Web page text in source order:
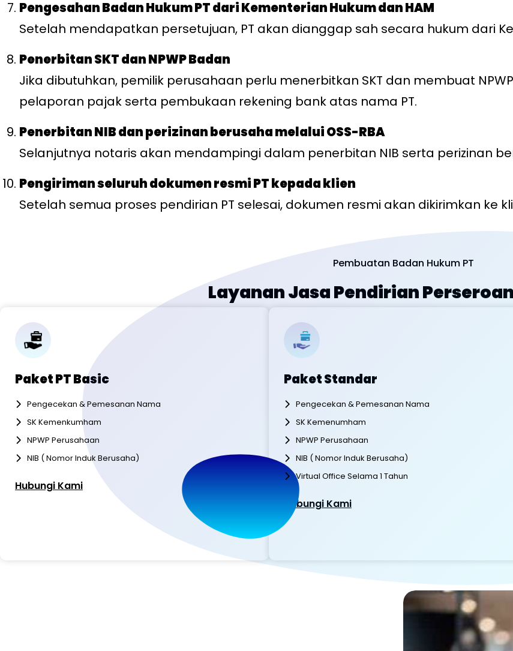
Pengesahan Badan Hukum PT dari Kementerian Hukum dan HAM
Setelah mendapatkan persetujuan, PT akan dianggap sah secara hukum dari
Penerbitan SKT dan NPWP Badan
Jika dibutuhkan, pemilik perusahaan perlu menerbitkan SKT dan membuat
pelaporan pajak serta pembukaan rekening bank atas nama PT.
Penerbitan NIB dan perizinan berusaha melalui OSS-RBA
Selanjutnya notaris akan mendampingi dalam penerbitan NIB serta perizinan
Pengiriman seluruh dokumen resmi PT kepada klien
Setelah semua proses pendirian PT selesai, dokumen resmi akan dikirimkan ke
Pembuatan Badan Hukum PT
Layanan Jasa Pendirian
Paket PT Basic
Pengecekan & Pemesanan Nama
SK Kemenkumham
NPWP Perusahaan
NIB ( Nomor Induk Berusaha)
Hubungi Kami
Paket Standar
Pengecekan & Pemesanan Nama
SK Kemenumham
NPWP Perusahaan
NIB ( Nomor Induk Berusaha)
Virtual Office Selama 1 Tahun
Hubungi Kami